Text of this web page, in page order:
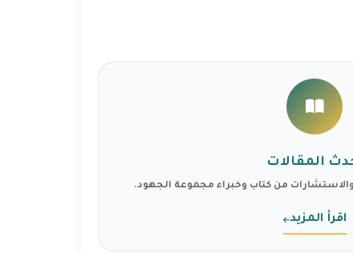
المقالات
من كتاب وخبراء مجموعة الجهود.
اقرأ المزيد